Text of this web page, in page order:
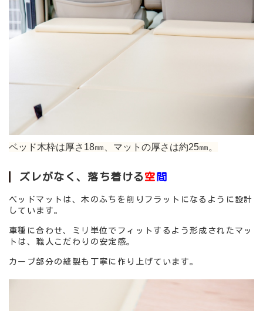
ベッド木枠は厚さ18㎜、マットの厚さは約25㎜。
ズレがなく、落ち着ける 空 間
ベッドマットは、木のふちを削りフラットになるように設計
しています。
車種に合わせ、ミリ単位でフィットするよう形成されたマッ
トは、職人こだわりの安定感。
カーブ部分の縫製も丁寧に作り上げています。